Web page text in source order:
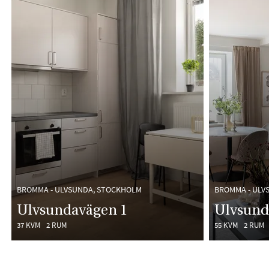
BROMMA - ULVSUNDA, STOCKHOLM
Ulvsundavägen 1
37 KVM 2 RUM
BROMMA -
55 KVM 2 RUM